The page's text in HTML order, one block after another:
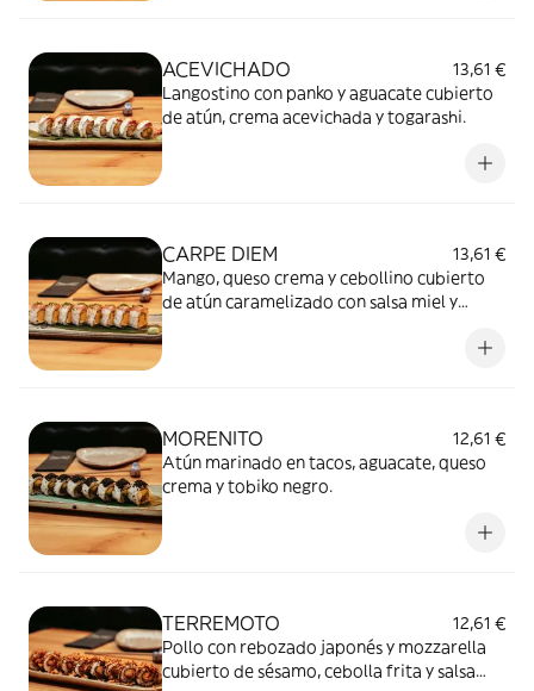
ACEVICHADO
13,61 €
Langostino con panko y aguacate cubierto
de atún, crema acevichada y togarashi.
CARPE DIEM
13,61 €
Mango, queso crema y cebollino cubierto
de atún caramelizado con salsa miel y
MORENITO
12,61 €
Atún marinado en tacos, aguacate, queso
crema y tobiko negro.
TERREMOTO
12,61 €
Pollo con rebozado japonés y mozzarella
cubierto de sésamo, cebolla frita y salsa